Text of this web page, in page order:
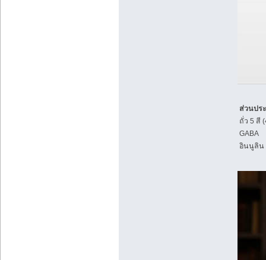
ส่วนปร
ถั่ว 5 สี
GABA
อินนูลิน